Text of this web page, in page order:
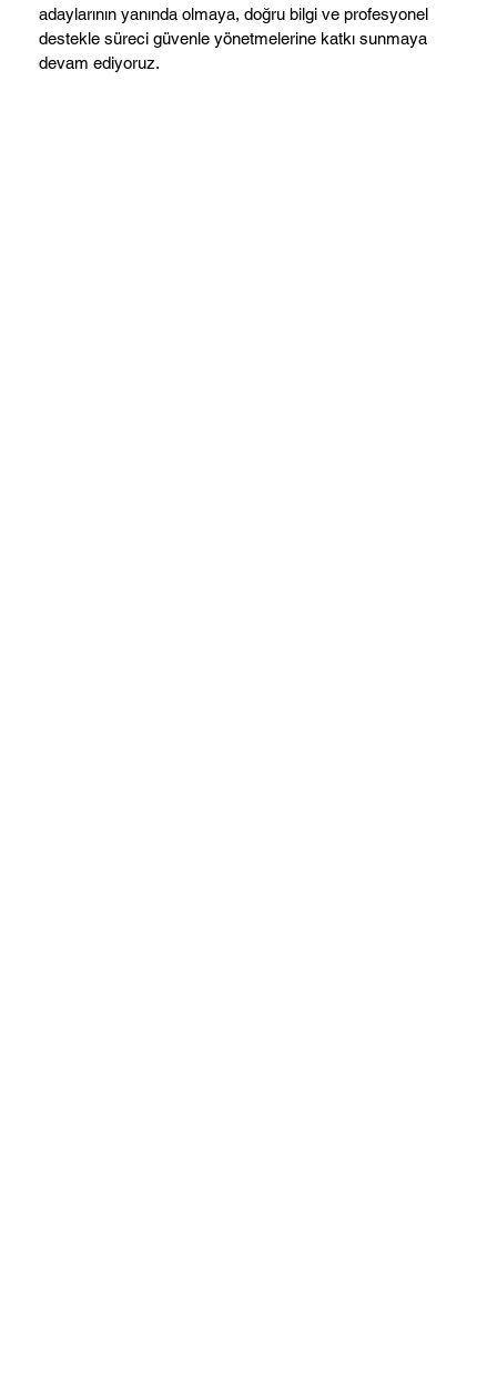
adaylarının yanında olmaya, doğru bilgi ve profesyonel
destekle süreci güvenle yönetmelerine katkı sunmaya
devam ediyoruz.